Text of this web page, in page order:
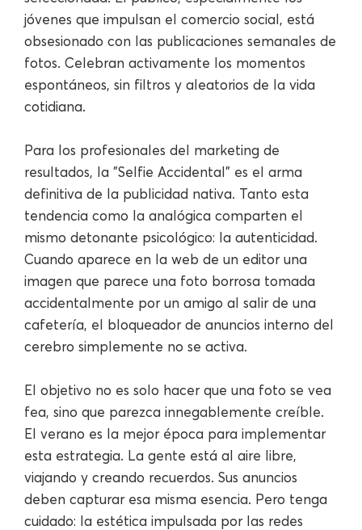
jóvenes que impulsan el comercio social, está
obsesionado con las publicaciones semanales de
fotos. Celebran activamente los momentos
espontáneos, sin filtros y aleatorios de la vida
cotidiana.
Para los profesionales del marketing de
resultados, la "Selfie Accidental" es el arma
definitiva de la publicidad nativa. Tanto esta
tendencia como la analógica comparten el
mismo detonante psicológico: la autenticidad.
Cuando aparece en la web de un editor una
imagen que parece una foto borrosa tomada
accidentalmente por un amigo al salir de una
cafetería, el bloqueador de anuncios interno del
cerebro simplemente no se activa.
El objetivo no es solo hacer que una foto se vea
fea, sino que parezca innegablemente creíble.
El verano es la mejor época para implementar
esta estrategia. La gente está al aire libre,
viajando y creando recuerdos. Sus anuncios
deben capturar esa misma esencia. Pero tenga
cuidado: la estética impulsada por las redes